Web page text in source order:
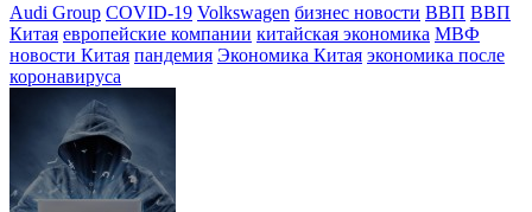
Audi Group COVID-19 Volkswagen бизнес новости ВВП ВВП
Китая европейские компании китайская экономика МВФ
новости Китая пандемия Экономика Китая экономика после
коронавируса